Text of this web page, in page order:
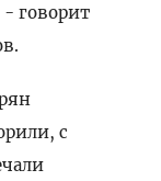
- говорит
с